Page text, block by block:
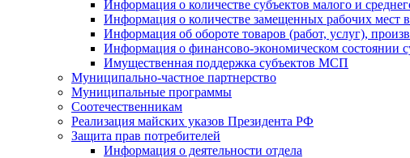
Информация о количестве субъектов малого и
Информация о количестве замещенных рабочих мест
Информация об обороте товаров (работ, услуг),
Информация о финансово-экономическом состоянии
Имущественная поддержка субъектов МСП
Муниципально-частное партнерство
Муниципальные программы
Соотечественникам
Реализация майских указов Президента РФ
Защита прав потребителей
Информация о деятельности отдела